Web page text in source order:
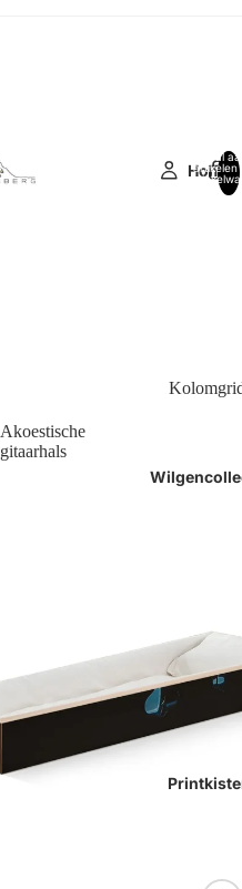
Home
Totaal
artikelen
Akoestische
gitaarhals